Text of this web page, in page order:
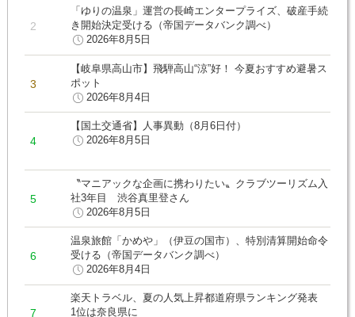
「ゆりの温泉」運営の長崎エンタープライズ、破産手続
き開始決定受ける（帝国データバンク調べ）
2026年8月5日
【岐阜県高山市】飛騨高山“涼”好！ 今夏おすすめ避暑ス
ポット
2026年8月4日
【国土交通省】人事異動（8月6日付）
2026年8月5日
〝マニアックな企画に携わりたい〟クラブツーリズム入
社3年目 渋谷真里登さん
2026年8月5日
温泉旅館「かめや」（伊豆の国市）、特別清算開始命令
受ける（帝国データバンク調べ）
2026年8月4日
楽天トラベル、夏の人気上昇都道府県ランキング発表
1位は奈良県に